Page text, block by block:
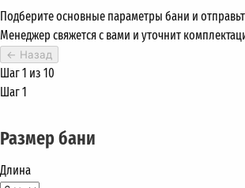
Подберите основные параметры бани и
Менеджер свяжется с вами и уточнит
← Назад
Шаг 1 из 10
Шаг 1
Размер бани
Длина